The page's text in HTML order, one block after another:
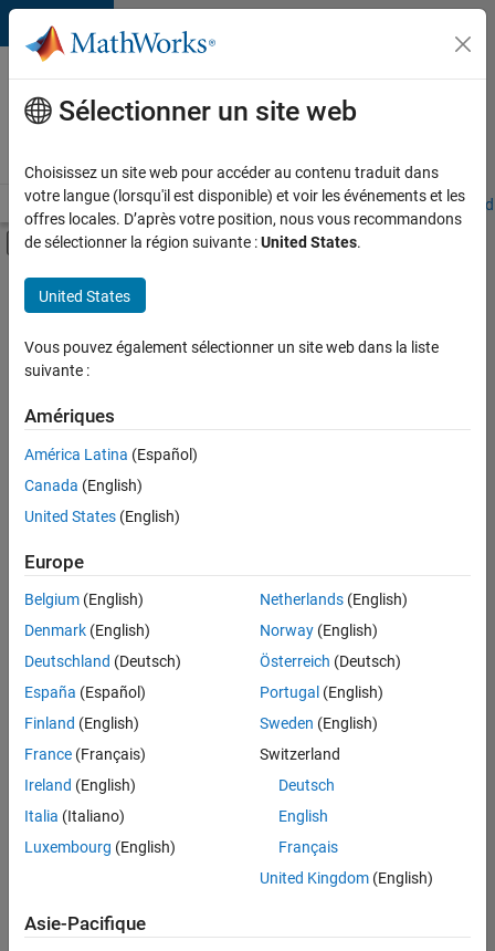
Passer au contenu
Votre
carrière
chez
Accueil Explorer nos opportunités Adresses de nos bureaux
Activer/désactiver l'affichage du menu
Contenu principal
FILTRER PAR
Ventes commerciales
Ventes internes
Ressources humaines
Actuellement,
aucune
offre
d'emploi
correspondant
à vos
critères
de
recherche.
Vous
pouvez
élargir
votre
recherche
ou
afficher
l’ensemble
d'emploi.
Sélectionner un site web
Choisissez un site web pour accéder au contenu traduit dans
votre langue (lorsqu'il est disponible) et voir les événements et les
offres locales. D’après votre position, nous vous recommandons
de sélectionner la région suivante :United States.
United States
Vous pouvez également sélectionner un site web dans la liste
suivante :
Amériques
América Latina (Español)
Canada (English)
United States (English)
Europe
Belgium (English)
Denmark (English)
Deutschland (Deutsch)
España (Español)
Finland (English)
France (Français)
Ireland (English)
Italia (Italiano)
Luxembourg (English)
Netherlands(English)
Norway(English)
Österreich (Deutsch)
Portugal (English)
Sweden (English)
Switzerland
Deutsch
English
Français
United Kingdom(English)
Asie-Pacifique